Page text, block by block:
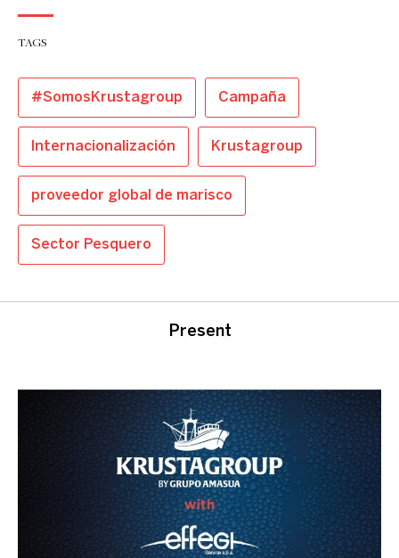
TAGS
#SomosKrustagroup Campaña
Internacionalización Krustagroup
proveedor global de marisco
Sector Pesquero
Present